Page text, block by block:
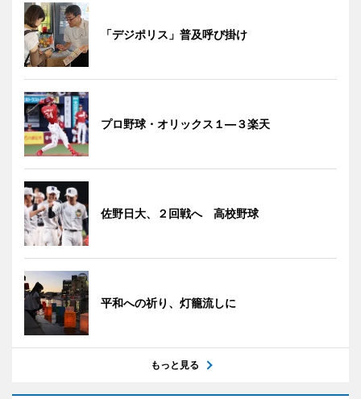
「デジポリス」普及呼び掛け
プロ野球・オリックス１―３楽天
佐野日大、２回戦へ 高校野球
平和への祈り、灯籠流しに
もっと見る